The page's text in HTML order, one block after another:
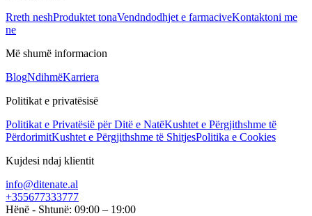
Rreth neshProduktet tonaVendndodhjet e farmaciveKontaktoni me
ne
Më shumë informacion
BlogNdihmëKarriera
Politikat e privatësisë
Politikat e Privatësië për Ditë e NatëKushtet e Përgjithshme të
PërdorimitKushtet e Përgjithshme të ShitjesPolitika e Cookies
Kujdesi ndaj klientit
info@ditenate.al
+355677333777
Hënë - Shtunë: 09:00 – 19:00